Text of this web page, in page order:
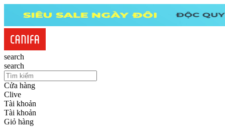
search
search
Cửa hàng
Clive
Tài khoản
Tài khoản
Giỏ hàng